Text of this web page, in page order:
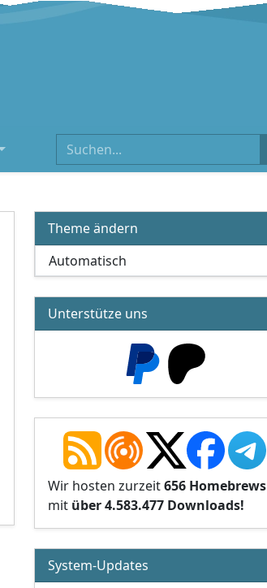
Suchen
Theme ändern
Unterstütze uns
Wir hosten zurzeit656 Homebrews
mit über 4.583.477 Downloads!
System-Updates